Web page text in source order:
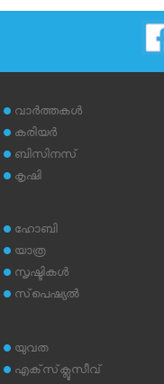
വാര്‍ത്തകള്‍
കരിയര്‍
ബിസിനസ്
കൃഷി
ഹോബി
യാത്ര
സൃഷ്ടികള്‍
സ്‌പെഷ്യല്‍
യുവത
എക്‌സ്‌ക്ലൂസീവ്